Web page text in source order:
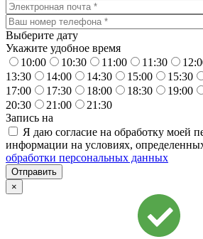
Выберите дату
Укажите удобное время
10:00
10:30 11:00 11:30
13:30
14:00 14:30 15:00 15:30
17:00
17:30 18:00 18:30 19:00
20:30
21:00
21:30
Запись на
Я даю согласие на обработку моей
информации на условиях,
обработки персональных данных
×